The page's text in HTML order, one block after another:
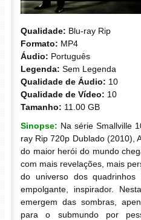
Qualidade: Blu-ray Rip
Formato: MP4
Áudio: Português
Legenda: Sem Legenda
Qualidade de Áudio: 10
Qualidade de Vídeo: 10
Tamanho: 11.00 GB
Sinopse: Na série Smallville
ray Rip 720p Dublado (2010),
do maior herói do mundo
com mais revelações, mais
do universo dos
empolgante, inspirador.
emergem das sombras,
para o submundo por